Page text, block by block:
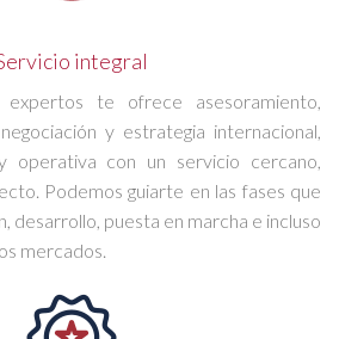
integral
te ofrece asesoramiento,
y estrategia internacional,
operativa con un servicio cercano,
Podemos guiarte en las fases que
desarrollo, puesta en marcha e incluso
mercados.